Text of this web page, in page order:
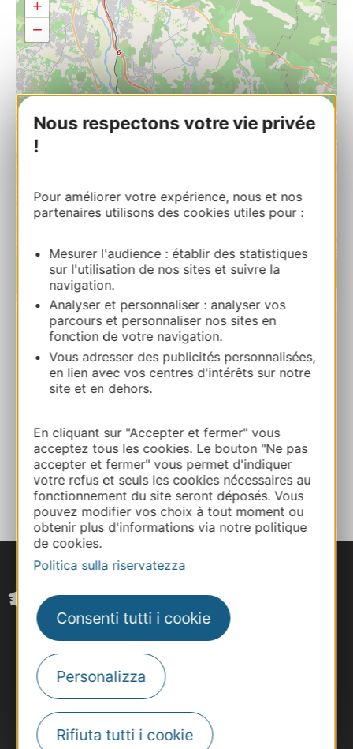
Nous respectons votre vie privée
!
Pour améliorer votre expérience, nous et nos
partenaires utilisons des cookies utiles pour :
Mesurer l'audience : établir des statistiques
sur l'utilisation de nos sites et suivre la
navigation.
Analyser et personnaliser : analyser vos
parcours et personnaliser nos sites en
fonction de votre navigation.
Vous adresser des publicités personnalisées,
en lien avec vos centres d'intérêts sur notre
site et en dehors.
En cliquant sur "Accepter et fermer" vous
acceptez tous les cookies. Le bouton "Ne pas
accepter et fermer" vous permet d'indiquer
votre refus et seuls les cookies nécessaires au
fonctionnement du site seront déposés. Vous
pouvez modifier vos choix à tout moment ou
obtenir plus d'informations via notre politique
de cookies.
Politica sulla riservatezza
Consenti tutti i cookie
Personalizza
Rifiuta tutti i cookie
+
−
Moulin de la Roque
Chemin des Près 30190 BOUCOIRAN-ET-
NOZIERES
AGGIUNGI
AL TACCUINO